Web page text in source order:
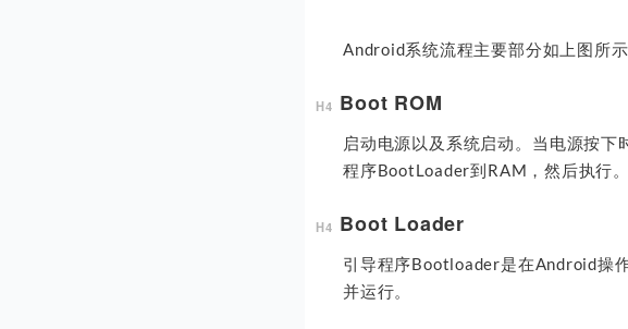
Android系统流程主要部分如上图所
Boot ROM
启动电源以及系统启动。当电源按
程序BootLoader到RAM，然后执行。
Boot Loader
引导程序Bootloader是在Android操
并运行。